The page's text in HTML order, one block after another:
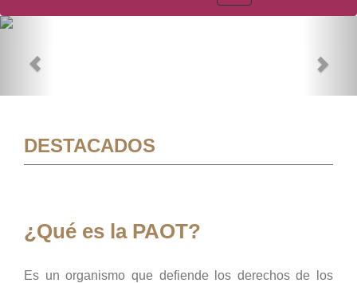
DESTACADOS
¿Qué es la PAOT?
Es un organismo que defiende los derechos de los